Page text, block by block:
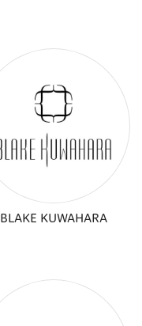
BLAKE KUWAHARA